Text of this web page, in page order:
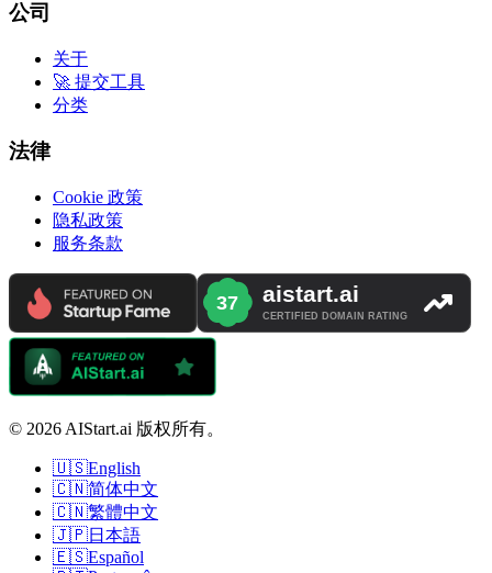
公司
关于
🚀 提交工具
分类
法律
Cookie 政策
隐私政策
服务条款
© 2026 AIStart.ai 版权所有。
🇺🇸English
🇨🇳简体中文
🇨🇳繁體中文
🇯🇵日本語
🇪🇸Español